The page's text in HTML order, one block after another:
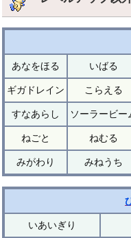
あなをほる いばる
ギガドレイン こらえる
すなあらし ソーラービー
ねごと ねむる
みがわり みねうち
いあいぎり